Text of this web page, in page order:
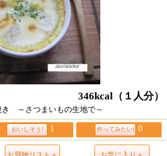
346kcal （１人分）
き ～さつまいもの生地で～
おいしそう! 1 作ってみたい! 0